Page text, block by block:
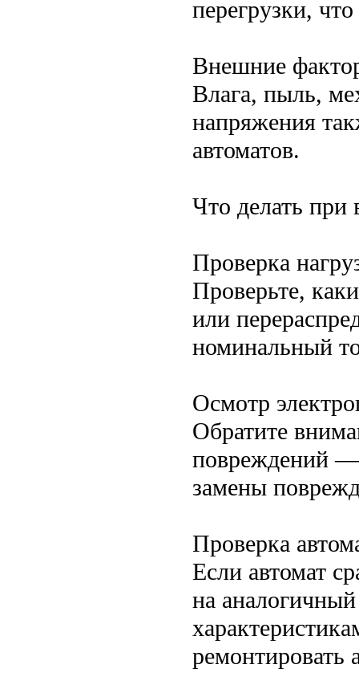
перегрузки,
Внешние
Влага, пыль,
напряжения
автоматов.
Что делать при
Проверка
Проверьте,
или
номинальный
Осмотр
Обратите
повреждений —
замены
Проверка
Если автомат
на
ремонтировать